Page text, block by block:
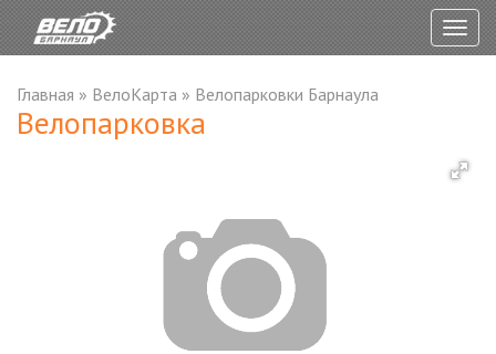
Главная » ВелоКарта » Велопарковки Барнаула
Велопарковка